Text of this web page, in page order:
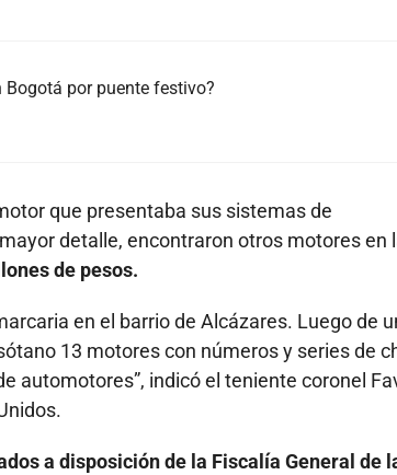
por puente festivo?
que presentaba sus sistemas de
detalle, encontraron otros motores en
de pesos.
en el barrio de Alcázares. Luego de
13 motores con números y series de
automotores”, indicó el teniente coronel
a disposición de la Fiscalía General de